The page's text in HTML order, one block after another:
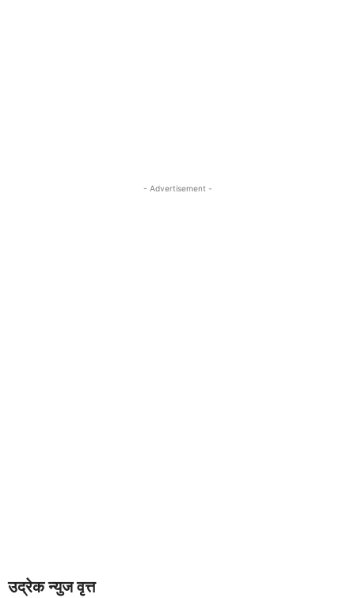
- Advertisement -
उद्रेक न्युज वृत्त